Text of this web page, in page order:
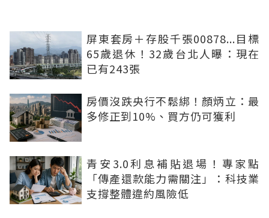
屏東套房＋存股千張00878...目標
65歲退休！32歲台北人曝：現在
已有243張
房價沒跌央行不鬆綁！顏炳立：最
多修正到10%、買方仍可獲利
青安3.0利息補貼退場！專家點
「傳產還款能力需關注」：科技業
支撐整體違約風險低